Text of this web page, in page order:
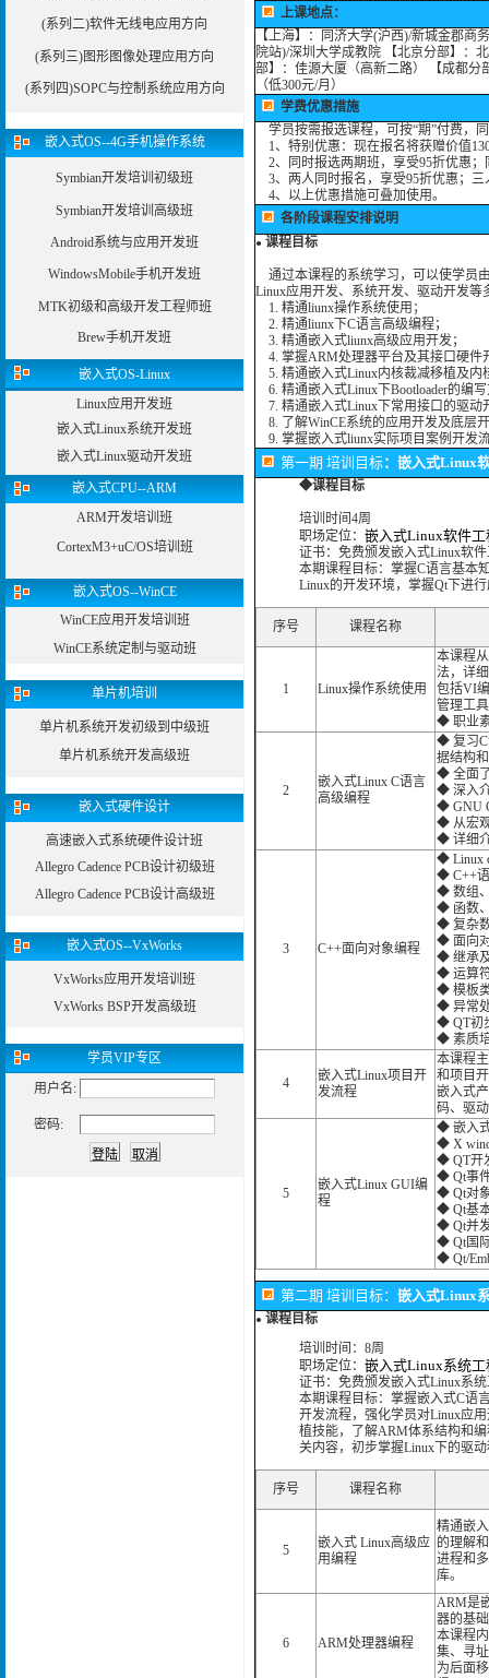
(系列二)软件无线电应用方向
(系列三)图形图像处理应用方向
(系列四)SOPC与控制系统应用方向
嵌入式OS--4G手机操作系统
Symbian开发培训初级班
Symbian开发培训高级班
Android系统与应用开发班
WindowsMobile手机开发班
MTK初级和高级开发工程师班
Brew手机开发班
嵌入式OS-Linux
Linux应用开发班
嵌入式Linux系统开发班
嵌入式Linux驱动开发班
嵌入式CPU--ARM
ARM开发培训班
CortexM3+uC/OS培训班
嵌入式OS--WinCE
WinCE应用开发培训班
WinCE系统定制与驱动班
单片机培训
单片机系统开发初级到中级班
单片机系统开发高级班
嵌入式硬件设计
高速嵌入式系统硬件设计班
Allegro Cadence PCB设计初级班
Allegro Cadence PCB设计高级班
嵌入式OS--VxWorks
VxWorks应用开发培训班
VxWorks BSP开发高级班
学员VIP专区
用户名:
密码:
上课地点：
【上海】：同济大学(沪西)/新城金郡商
院站)/深圳大学成教院 【北京分部】：
部】：佳源大厦（高新二路） 【成都分
（低300元/月）
学费优惠措施
学员按需报选课程，可按“期”付费，
1、特别优惠：现在报名将获赠价值
2、同时报选两期班，享受95折优惠；
3、两人同时报名，享受95折优惠；
4、以上优惠措施可叠加使用。
各阶段课程安排说明
● 课程目标
通过本课程的系统学习，可以使学员
Linux应用开发、系统开发、驱动开发等
1. 精通liunx操作系统使用；
2. 精通liunx下C语言高级编程；
3. 精通嵌入式liunx高级应用开发；
4. 掌握ARM处理器平台及其接口硬件
5. 精通嵌入式Linux内核裁减移植及内
6. 精通嵌入式Linux下Bootloader的编
7. 精通嵌入式Linux下常用接口的驱动
8. 了解WinCE系统的应用开发及底层
9. 掌握嵌入式liunx实际项目案例开发
第一期 培训目标： 嵌入式Linux
◆课程目标
培训时间4周
职场定位： 嵌入式Linux软件工
证书：免费颁发嵌入式Linux软
本期课程目标：掌握C语言基本
Linux的开发环境，掌握Qt下进
序号 课程名称
1 Linux操作系统使用
本课程
法，详
包括VI
管理工
◆ 职业
2
嵌入式Linux C语言
高级编程
◆ 复习C
据结构
◆ 全面
◆ 深入
◆ GNU
◆ 从宏
◆ 详细
3 C++面向对象编程
◆ Linux
◆ C++
◆ 数组
◆ 函数
◆ 复杂
◆ 面向
◆ 继承
◆ 运算
◆ 模板
◆ 异常
◆ QT初
◆ 素质
4
嵌入式Linux项目开
发流程
本课程
和项目
嵌入式
码、驱
5
嵌入式Linux GUI编
程
◆ 嵌入
◆ X
◆ QT开
◆ Qt事
◆ Qt对
◆ Qt基
◆ Qt并
◆ Qt国
◆ Qt/
第二期 培训目标： 嵌入式Linux
● 课程目标
培训时间：8周
职场定位： 嵌入式Linux系统工
证书：免费颁发嵌入式Linux系
本期课程目标：掌握嵌入式C语
开发流程，强化学员对Linux应
植技能，了解ARM体系结构和
关内容，初步掌握Linux下的驱
序号 课程名称
5
嵌入式 Linux高级应
用编程
精通嵌
的理解
进程和
库。
6 ARM处理器编程
ARM是
器的基
本课程
集、寻
为后面